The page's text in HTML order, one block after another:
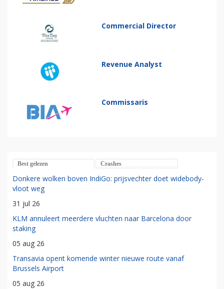
Commercial Director
Revenue Analyst
Commissaris
Best gelezen Crashes
Donkere wolken boven IndiGo: prijsvechter doet widebody-
vloot weg
31 jul 26
KLM annuleert meerdere vluchten naar Barcelona door
staking
05 aug 26
Transavia opent komende winter nieuwe route vanaf
Brussels Airport
05 aug 26